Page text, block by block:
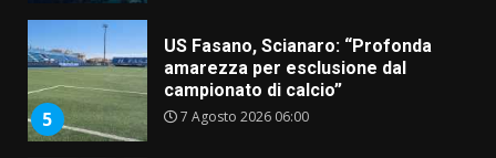
5
US Fasano, Scianaro: “Profonda
amarezza per esclusione dal
campionato di calcio”
7 Agosto 2026 06:00